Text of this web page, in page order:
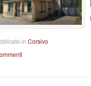
in Corsivo